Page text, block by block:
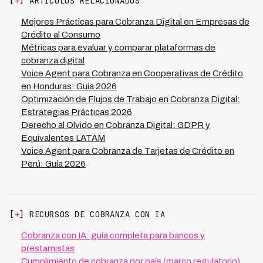
cero violaciones regulatorias en más de 900,000
minutos mensuales procesados en 7 países de LATAM.
Mejores Prácticas para Cobranza Digital en Empresas de
Crédito al Consumo
Métricas para evaluar y comparar plataformas de
cobranza digital
Voice Agent para Cobranza en Cooperativas de Crédito
en Honduras: Guía 2026
Optimización de Flujos de Trabajo en Cobranza Digital:
Estrategias Prácticas 2026
Derecho al Olvido en Cobranza Digital: GDPR y
Equivalentes LATAM
Voice Agent para Cobranza de Tarjetas de Crédito en
Perú: Guía 2026
[ +] RECURSOS DE COBRANZA CON IA
Cobranza con IA: guía completa para bancos y
prestamistas